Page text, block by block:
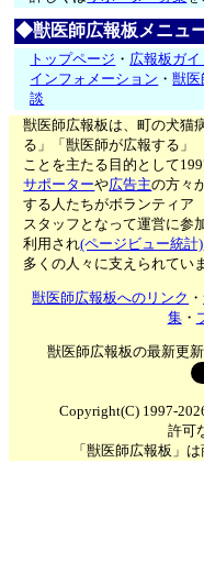
◆獣医師広報板メニュ
トップページ ・ 広報板ガイ
インフォメーション ・獣医
談
獣医師広報板は、町の犬猫
る」「獣医師が広報する」
ことを主たる目的として
サポーターや広告主の方々
する人たちがボランティア
スタッフとなって運営に参
利用され(ページビュー統計)
多くの人々に支えられてい
獣医師広報板へのリンク ・
集・
獣医師広報板の最新更
Copyright(C) 1997-
許可
「獣医師広報板」